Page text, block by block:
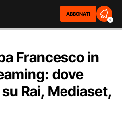
ABBONATI
2
Francesco in
dove
Rai, Mediaset,